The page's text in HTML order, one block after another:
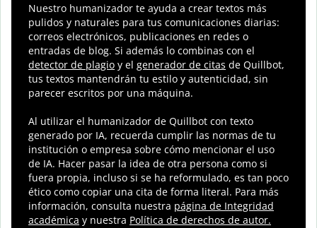
Nuestro humanizador te ayuda a crear textos más
pulidos y naturales para tus comunicaciones diarias:
correos electrónicos, publicaciones en redes o
entradas de blog. Si además lo combinas con el
detector de plagio y el generador de citas de Quillbot,
tus textos mantendrán tu estilo y autenticidad, sin
parecer escritos por una máquina.
Al utilizar el humanizador de Quillbot con texto
generado por IA, recuerda cumplir las normas de tu
institución o empresa sobre cómo mencionar el uso
de IA. Hacer pasar la idea de otra persona como si
fuera propia, incluso si se ha reformulado, es tan poco
ético como copiar una cita de forma literal. Para más
información, consulta nuestra página de Integridad
académica y nuestra Política de derechos de autor.